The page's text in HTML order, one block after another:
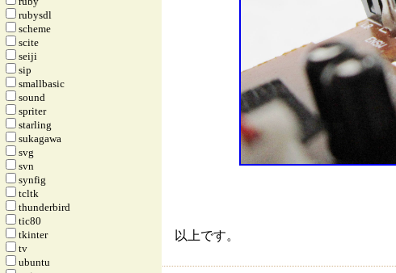
以上です。
rubysdl
scheme
scite
seiji
sip
smallbasic
sound
spriter
starling
sukagawa
svg
svn
synfig
tcltk
thunderbird
tic80
tkinter
tv
ubuntu